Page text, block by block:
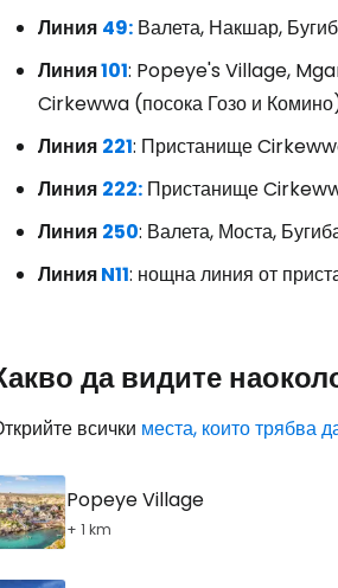
Линия 49: Валета, Накшар,
Линия101: Popeye's Village,
Cirkewwa (посока Гозо и
Линия 221: Пристанище
Линия 222: Пристанище
Линия 250: Валета, Моста,
ЛинияN11: нощна линия от
да видите
всички места, които трябва
Popeye Village
+ 1 km